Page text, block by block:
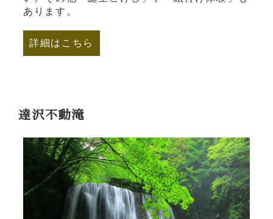
あります。
詳細はこちら
達沢不動滝